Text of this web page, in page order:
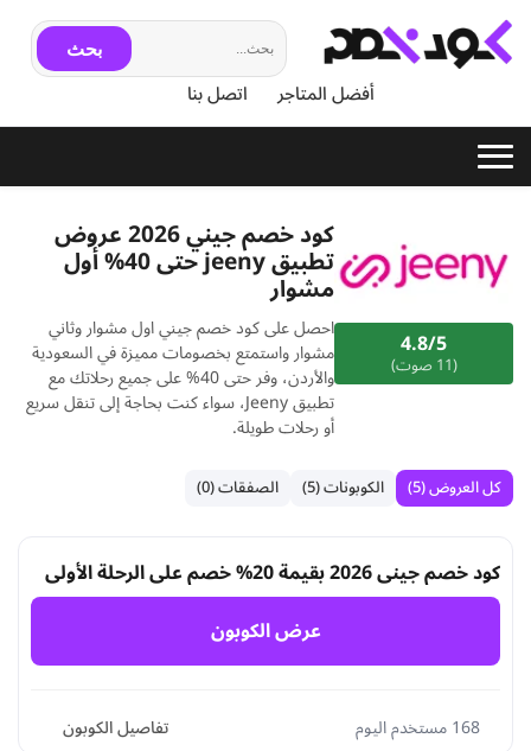
بحث
أفضل المتاجر اتصل بنا
4.8/5
(11 صوت)
كود خصم جيني 2026 عروض
تطبيق jeeny حتى 40% أول
مشوار
احصل على كود خصم جيني اول مشوار وثاني
مشوار واستمتع بخصومات مميزة في السعودية
والأردن، وفر حتى 40% على جميع رحلاتك مع
تطبيق Jeeny، سواء كنت بحاجة إلى تنقل سريع
أو رحلات طويلة.
كل العروض (5) الكوبونات (5) الصفقات (0)
كود خصم جيني 2026 بقيمة 20% خصم على الرحلة الأولى
عرض الكوبون
168 مستخدم اليوم تفاصيل الكوبون